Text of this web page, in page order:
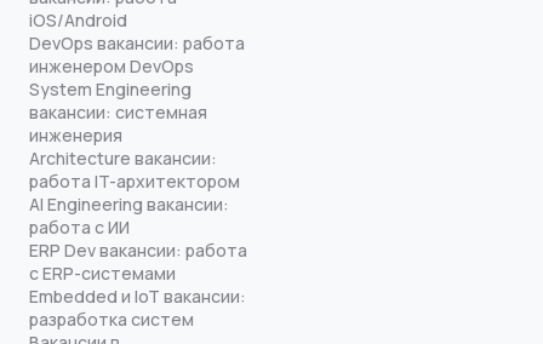
iOS/Android
DevOps вакансии: работа
инженером DevOps
System Engineering
вакансии: системная
инженерия
Architecture вакансии:
работа IT-архитектором
AI Engineering вакансии:
работа с ИИ
ERP Dev вакансии: работа
с ERP-системами
Embedded и IoT вакансии:
разработка систем